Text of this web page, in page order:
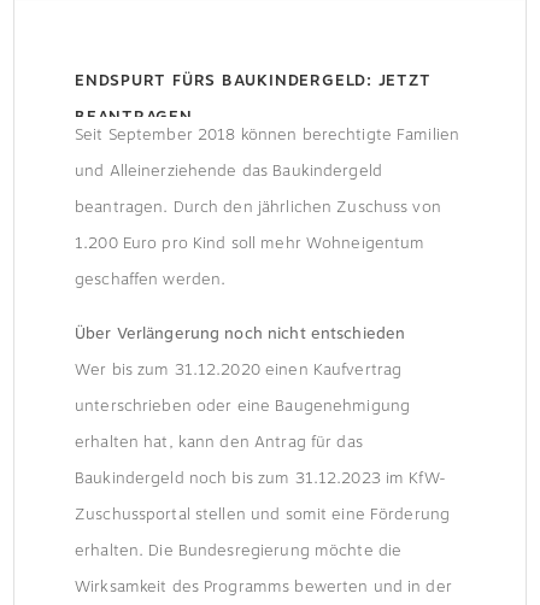
ENDSPURT FÜRS BAUKINDERGELD: JETZT
BEANTRAGEN
Seit September 2018 können berechtigte Familien
und Alleinerziehende das Baukindergeld
beantragen. Durch den jährlichen Zuschuss von
1.200 Euro pro Kind soll mehr Wohneigentum
geschaffen werden.
Über Verlängerung noch nicht entschieden
Wer bis zum 31.12.2020 einen Kaufvertrag
unterschrieben oder eine Baugenehmigung
erhalten hat, kann den Antrag für das
Baukindergeld noch bis zum 31.12.2023 im KfW-
Zuschussportal stellen und somit eine Förderung
erhalten. Die Bundesregierung möchte die
Wirksamkeit des Programms bewerten und in der